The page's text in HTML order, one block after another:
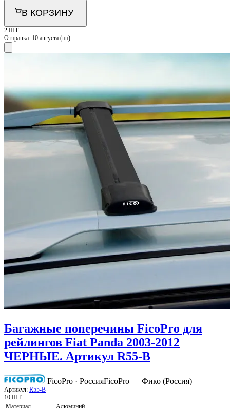
В КОРЗИНУ
2 ШТ
Отправка: 10 августа (пн)
Багажные поперечины FicoPro для
рейлингов Fiat Panda 2003-2012
ЧЕРНЫЕ. Артикул R55-B
FicoPro · РоссияFicoPro — Фико (Россия)
Артикул: R55-B
10 ШТ
Материал
Алюминий